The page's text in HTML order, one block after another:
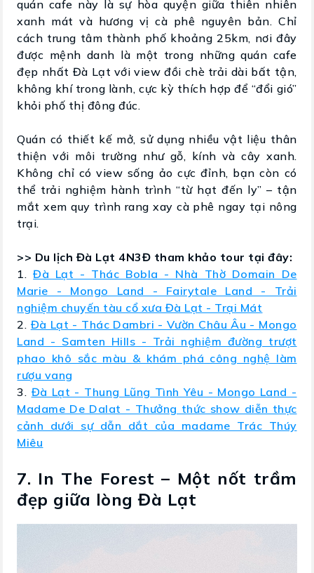
quán cafe này là sự hòa quyện giữa thiên nhiên
xanh mát và hương vị cà phê nguyên bản. Chỉ
cách trung tâm thành phố khoảng 25km, nơi đây
được mệnh danh là một trong những quán cafe
đẹp nhất Đà Lạt với view đồi chè trải dài bất tận,
không khí trong lành, cực kỳ thích hợp để “đổi gió”
khỏi phố thị đông đúc.
Quán có thiết kế mở, sử dụng nhiều vật liệu thân
thiện với môi trường như gỗ, kính và cây xanh.
Không chỉ có view sống ảo cực đỉnh, bạn còn có
thể trải nghiệm hành trình “từ hạt đến ly” – tận
mắt xem quy trình rang xay cà phê ngay tại nông
trại.
>> Du lịch Đà Lạt 4N3Đ tham khảo tour tại đây:
1.Đà Lạt - Thác Bobla - Nhà Thờ Domain De
Marie - Mongo Land - Fairytale Land - Trải
nghiệm chuyến tàu cổ xưa Đà Lạt - Trại Mát
2. Đà Lạt - Thác Dambri - Vườn Châu Âu - Mongo
Land - Samten Hills - Trải nghiệm đường trượt
phao khô sắc màu & khám phá công nghệ làm
rượu vang
3. Đà Lạt - Thung Lũng Tình Yêu - Mongo Land -
Madame De Dalat - Thưởng thức show diễn thực
cảnh dưới sự dẫn dắt của madame Trác Thúy
Miêu
7. In The Forest – Một nốt trầm
đẹp giữa lòng Đà Lạt